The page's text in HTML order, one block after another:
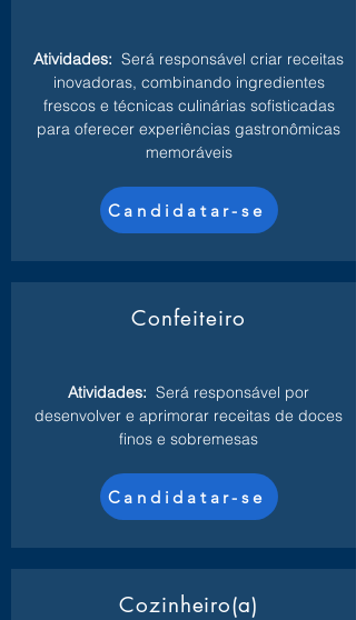
Atividades: Será responsável criar receitas
inovadoras, combinando ingredientes
frescos e técnicas culinárias sofisticadas
para oferecer experiências gastronômicas
memoráveis
Candidatar-se
Confeiteiro
Atividades: Será responsável por
desenvolver e aprimorar receitas de doces
finos e sobremesas
Candidatar-se
Cozinheiro(a)